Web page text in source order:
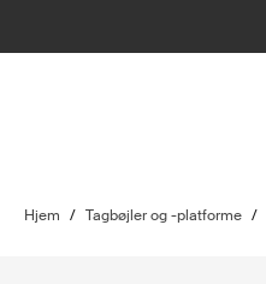
Hjem / Tagbøjler og -platforme /